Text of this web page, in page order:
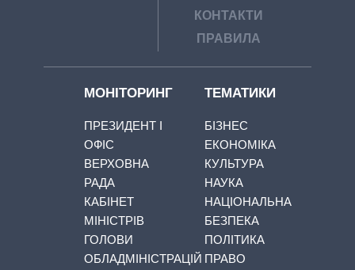
КОНТАКТИ
ПРАВИЛА
МОНІТОРИНГ
ПРЕЗИДЕНТ І
ОФІС
ВЕРХОВНА
РАДА
КАБІНЕТ
МІНІСТРІВ
ГОЛОВИ
ОБЛАДМІНІСТРАЦІЙ
ТЕМАТИКИ
БІЗНЕС
ЕКОНОМІКА
КУЛЬТУРА
НАУКА
НАЦІОНАЛЬНА
БЕЗПЕКА
ПОЛІТИКА
ПРАВО